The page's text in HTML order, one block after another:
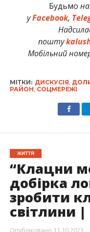
Будьмо
уFacebook,
пошту
Мобільний
МІТКИ: ДИСКУСІЯ,
РАЙОН, СОЦМЕРЕЖІ
ЖИТТЯ
“Клацни
добірка
зробити
світлини